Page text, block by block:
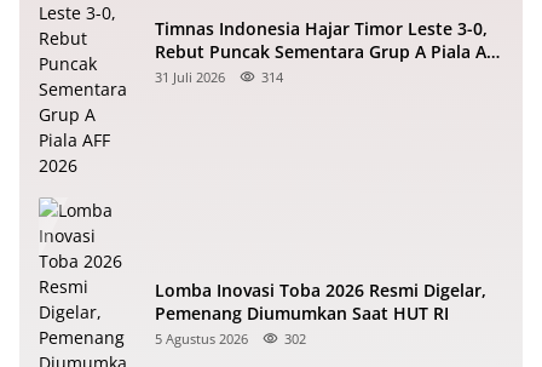
Timnas Indonesia Hajar Timor Leste 3-0,
Rebut Puncak Sementara Grup A Piala AFF
2026
31 Juli 2026 314
Lomba Inovasi Toba 2026 Resmi Digelar,
Pemenang Diumumkan Saat HUT RI
5 Agustus 2026 302